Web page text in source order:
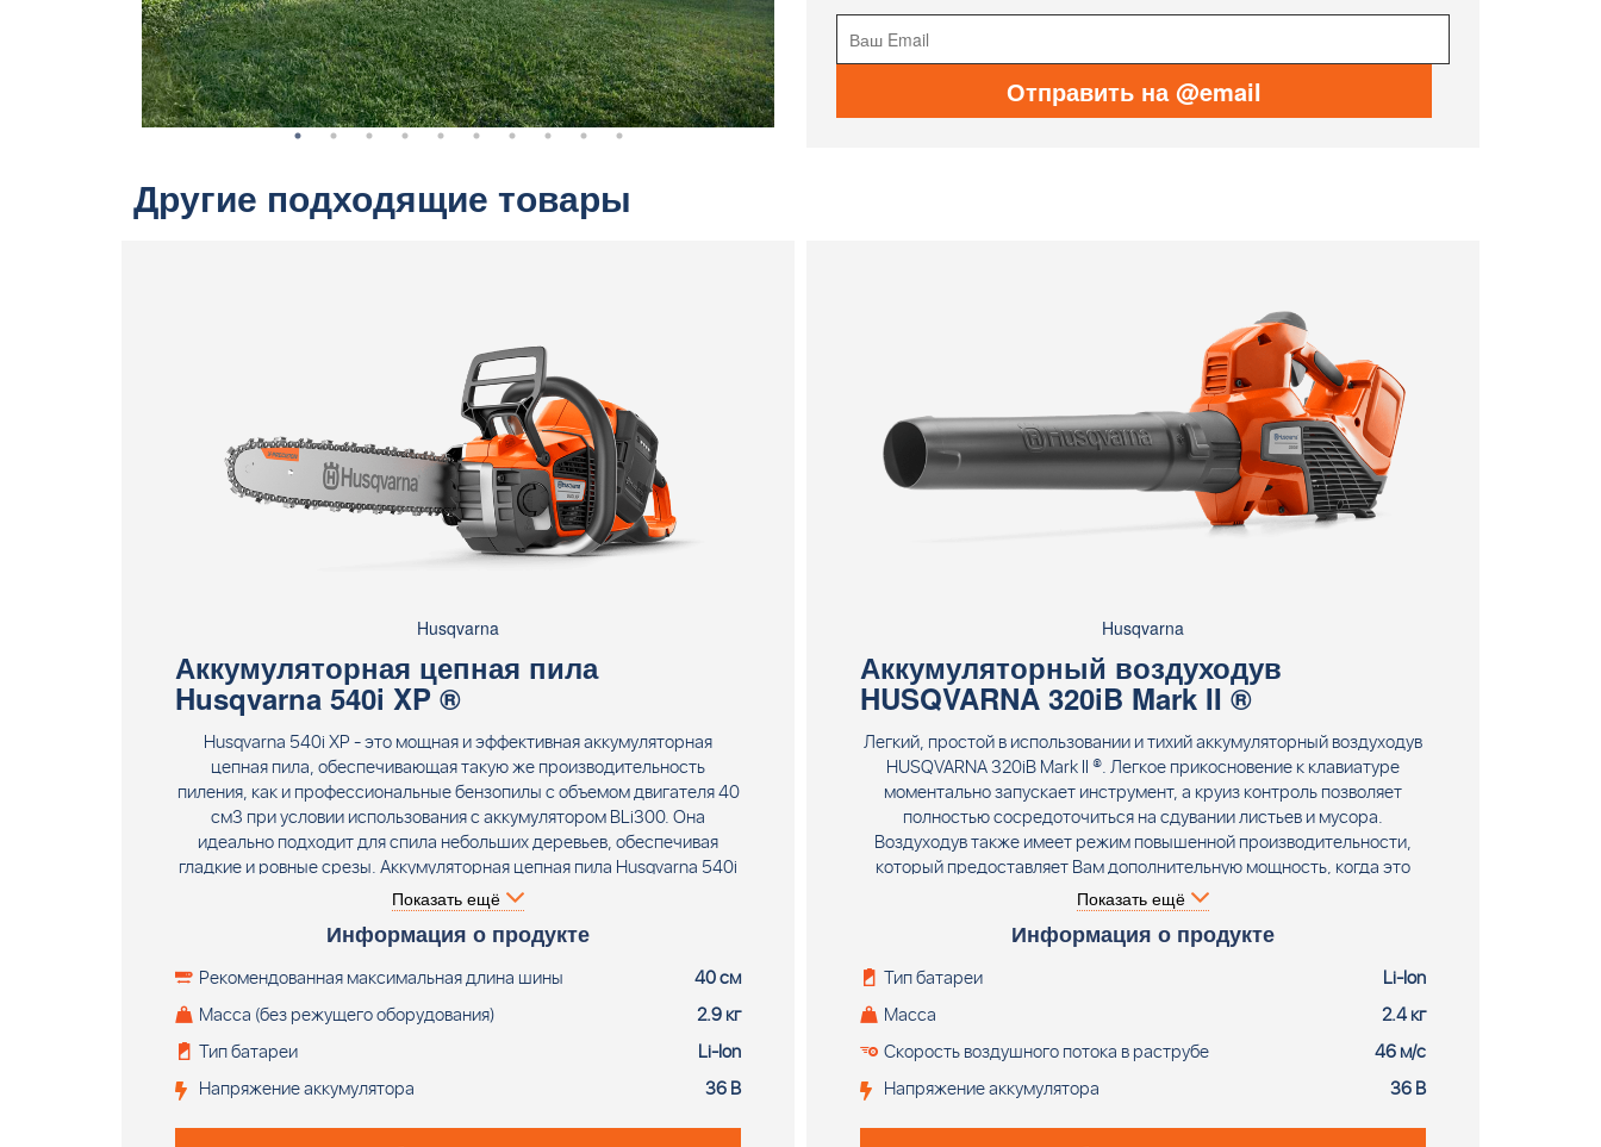
Отправить на @email
Другие подходящие товары
Husqvarna
Аккумуляторная цепная пила
Husqvarna 540i XP ®
Husqvarna 540i XP - это мощная и эффективная аккумуляторная
цепная пила, обеспечивающая такую же производительность
пиления, как и профессиональные бензопилы с объемом двигателя 40
см3 при условии использования с аккумулятором BLi300. Она
идеально подходит для спила небольших деревьев, обеспечивая
гладкие и ровные срезы. Аккумуляторная цепная пила Husqvarna 540i
XP® предназначена для профессиональных пользователей, которые
хотят иметь легкую, высокоэффективную аккумуляторную цепную
пилу. Эта цепная пила гарантирует наличие всех преимуществ
аккумуляторной техники без снижения эффективности. Поставляется
без аккумулятора и зарядного устройства.
Показать ещё
Информация о продукте
Рекомендованная максимальная длина шины
40 см
Масса (без режущего оборудования)
2.9 кг
Тип батареи
Li-Ion
Напряжение аккумулятора
36 В
Husqvarna
Аккумуляторный воздуходув
HUSQVARNA 320iB Mark II ®
Легкий, простой в использовании и тихий аккумуляторный воздуходув
HUSQVARNA 320iB Mark II ®. Легкое прикосновение к клавиатуре
моментально запускает инструмент, а круиз контроль позволяет
полностью сосредоточиться на сдувании листьев и мусора.
Воздуходув также имеет режим повышенной производительности,
который предоставляет Вам дополнительную мощность, когда это
необходимо. Аккумуляторный воздуходув HUSQVARNA 320iB Mark II ®
поставляется без аккумулятора и зарядного устройства.
Показать ещё
Информация о продукте
Тип батареи
Li-Ion
Масса
2.4 кг
Скорость воздушного потока в раструбе
46 м/с
Напряжение аккумулятора
36 В